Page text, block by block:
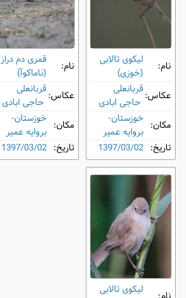
نام:
لیکوی تالابی
(خوزی)
عکاس:قربانعلی
حاجی ابادی
مکان: خوزستان-
بروایه عمیر
تاریخ: 1397/03/02
نام:
قمری دم‌ دراز
(ناماکوآ)
عکاس:قربانعلی
حاجی ابادی
مکان: خوزستان-
بروایه عمیر
تاریخ: 1397/03/02
لیکوی تالابی